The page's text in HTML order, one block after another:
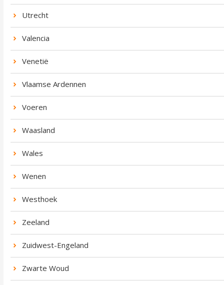
Utrecht
Valencia
Venetië
Vlaamse Ardennen
Voeren
Waasland
Wales
Wenen
Westhoek
Zeeland
Zuidwest-Engeland
Zwarte Woud